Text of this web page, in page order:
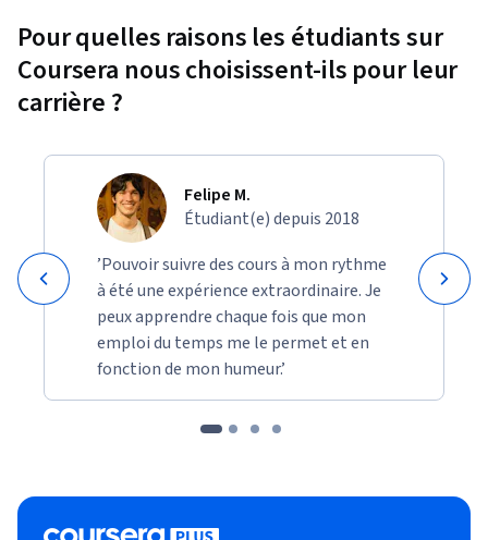
Pour quelles raisons les étudiants sur
Coursera nous choisissent-ils pour leur
carrière ?
Felipe M.
Étudiant(e) depuis 2018
’Pouvoir suivre des cours à mon rythme
à été une expérience extraordinaire. Je
peux apprendre chaque fois que mon
emploi du temps me le permet et en
fonction de mon humeur.’